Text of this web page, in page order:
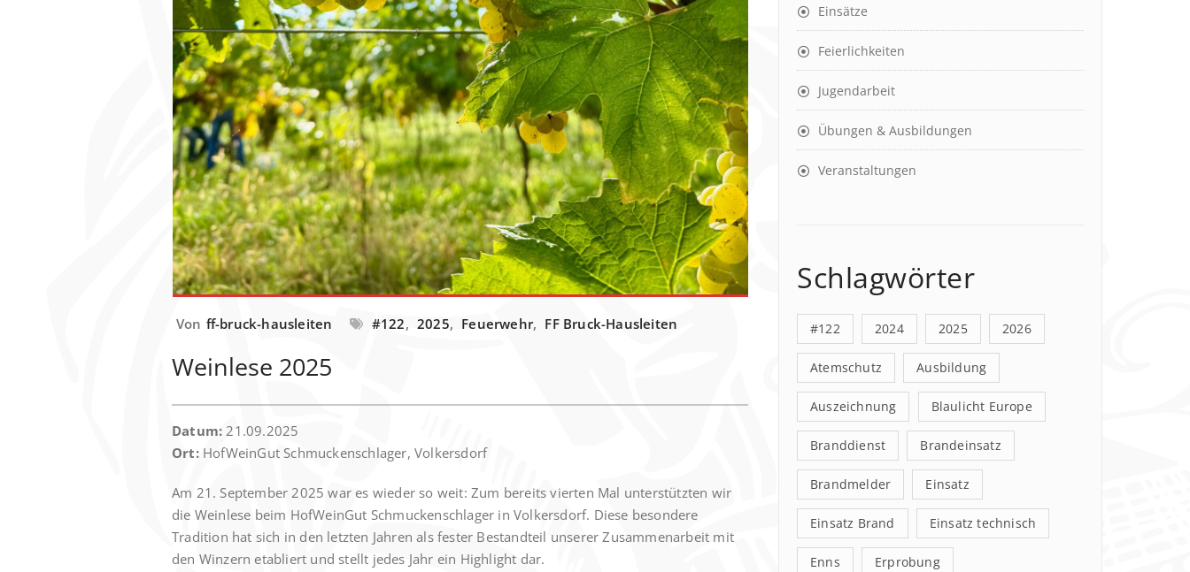
Von ff-bruck-hausleiten #122, 2025, Feuerwehr, FF Bruck-Hausleiten
Weinlese 2025
Datum: 21.09.2025
Ort:HofWeinGut Schmuckenschlager, Volkersdorf
Am 21. September 2025 war es wieder so weit: Zum bereits vierten Mal unterstützten wir
die Weinlese beim HofWeinGut Schmuckenschlager in Volkersdorf. Diese besondere
Tradition hat sich in den letzten Jahren als fester Bestandteil unserer Zusammenarbeit mit
den Winzern etabliert und stellt jedes Jahr ein Highlight dar.
Einsätze
Feierlichkeiten
Jugendarbeit
Übungen & Ausbildungen
Veranstaltungen
Schlagwörter
#122 2024 2025 2026
Atemschutz Ausbildung
Auszeichnung Blaulicht Europe
Branddienst Brandeinsatz
Brandmelder Einsatz
Einsatz Brand Einsatz technisch
Enns Erprobung